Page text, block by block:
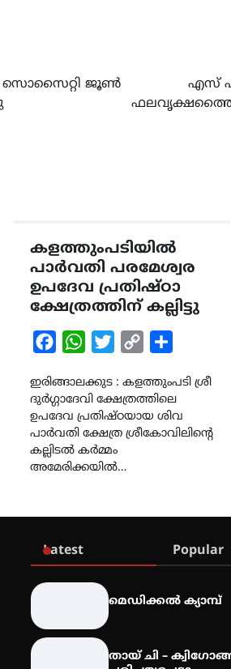
സൊസൈറ്റി ജൂൺ
എസ്
ഫലവൃക്ഷത്തൈ
കളത്തുംപടിയിൽ
പാർവതി പരമേശ്വര
ഉപദേവ പ്രതിഷ്ഠാ
ക്ഷേത്രത്തിന് കല്ലിട്ടു
FacebookWhatsAppTwitterCopy
ഇരിങ്ങാലക്കുട : കളത്തുംപടി ശ്രീ
ദുർഗ്ഗാദേവി ക്ഷേത്രത്തിലെ
ഉപദേവ പ്രതിഷ്ഠയായ ശിവ
പാർവതി ക്ഷേത്ര ശ്രീകോവിലിന്റെ
കല്ലിടൽ കർമ്മം
അമേരിക്കയിൽ…
Latest Popular
മെഡിക്കൽ ക്യാമ്പ്
തായ് ചി –